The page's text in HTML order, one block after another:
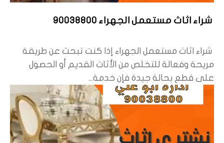
شراء اثاث مستعمل الجهراء 90038800
شراء اثاث مستعمل الجهراء إذا كنت تبحث عن طريقة
مريحة وفعالة للتخلص من الأثاث القديم أو الحصول
على قطع بحالة جيدة فإن خدمة...